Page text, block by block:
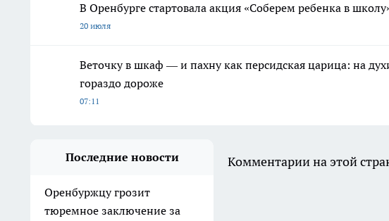
В Оренбурге стартовала акция «Соберем ребенка в
20 июля
Веточку в шкаф — и пахну как персидская царица: на
гораздо дороже
07:11
Последние новости
Оренбуржцу грозит
тюремное заключение за
Комментарии на этой